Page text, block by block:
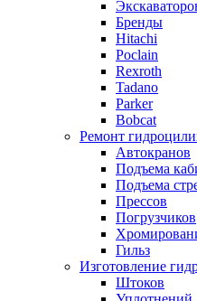
Бренды
Hitachi
Poclain
Rexroth
Tadano
Parker
Bobcat
Ремонт
Автокранов
Подъема
Подъема
Прессов
Погрузчиков
Гильз
Изготовление
Штоков